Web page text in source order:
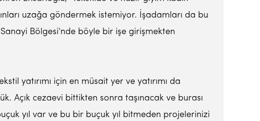
uzağa göndermek istemiyor. İşadamları da bu
Bölgesi'nde böyle bir işe girişmekten
yatırımı için en müsait yer ve yatırımı da
Açık cezaevi bittikten sonra taşınacak ve burası
yıl var ve bu bir buçuk yıl bitmeden projelerinizi